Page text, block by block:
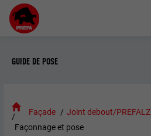
GUIDE DE POSE
Façade
Joint debout/PREFALZ
Façonnage et pose